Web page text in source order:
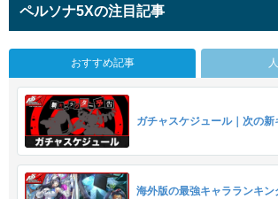
ペルソナ5Xの注目記事
おすすめ記事
ガチャスケジュール｜次の新
海外版の最強キャラランキン